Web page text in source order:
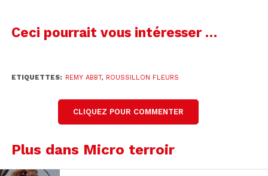
Ceci pourrait vous intéresser …
ETIQUETTES: REMY ABBT, ROUSSILLON FLEURS
CLIQUEZ POUR COMMENTER
Plus dans Micro terroir